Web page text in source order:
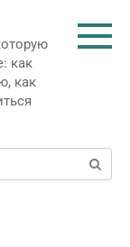
как
как